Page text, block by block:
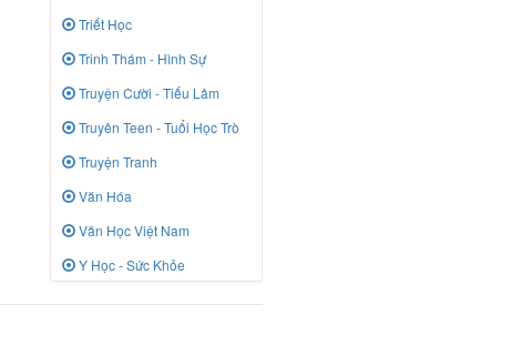
Triết Học
Trinh Thám - Hình Sự
Truyện Cười - Tiếu Lâm
Truyên Teen - Tuổi Học Trò
Truyện Tranh
Văn Hóa
Văn Học Việt Nam
Y Học - Sức Khỏe